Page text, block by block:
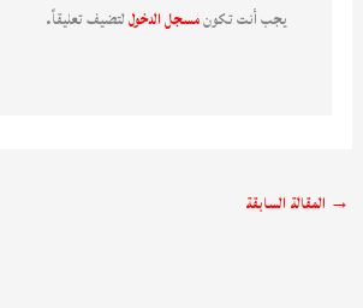
يجب أنت تكونمسجل الدخوللتضيف تعليقاً.
→ المقالة السابقة